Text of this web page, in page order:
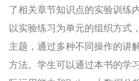
了相关章节知识点的实验训练
以实验练习为单元的组织方式
主题，通过多种不同操作的讲
方法。学生可以通过本书的学